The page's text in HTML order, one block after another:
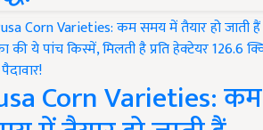
Corn Varieties: कम